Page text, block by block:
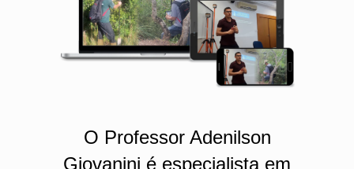
O Professor Adenilson
Giovanini é especialista em